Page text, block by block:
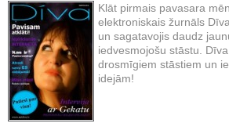
Klāt pirmais pavasara
elektroniskais žurnāls
un sagatavojis daudz
iedvesmojošu stāstu.
drosmīgiem stāstiem un
idejām!